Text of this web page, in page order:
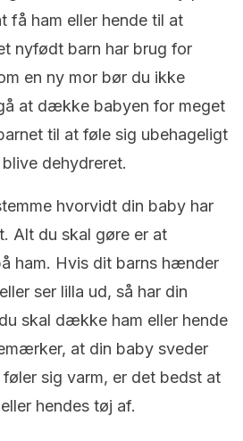
få ham eller hende til at
nyfødt barn har brug for
en ny mor bør du ikke
at dække babyen for meget
til at føle sig ubehageligt
dehydreret.
hvorvidt din baby har
Alt du skal gøre er at
ham. Hvis dit barns hænder
ser lilla ud, så har din
skal dække ham eller hende
at din baby sveder
sig varm, er det bedst at
hendes tøj af.